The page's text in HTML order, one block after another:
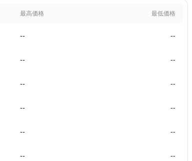
最高価格 最低価格
-- --
-- --
-- --
-- --
-- --
-- --